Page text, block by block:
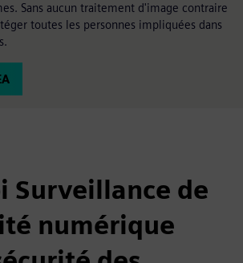
Sans aucun traitement d'image contraire
toutes les personnes impliquées dans
Surveillance de
numérique